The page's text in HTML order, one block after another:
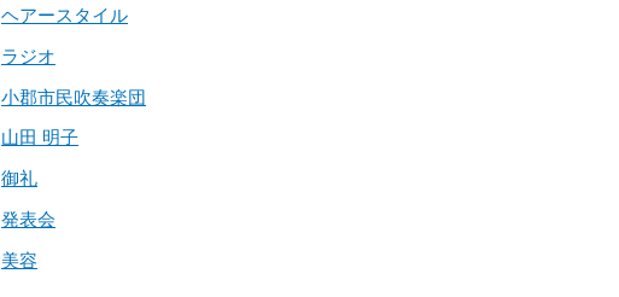
ヘアースタイル
ラジオ
小郡市民吹奏楽団
山田 明子
御礼
発表会
美容